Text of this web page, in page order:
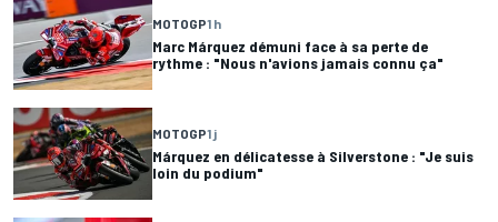
MOTOGP1 h
Marc Márquez démuni face à sa perte de
rythme : "Nous n'avions jamais connu ça"
MOTOGP1 j
Márquez en délicatesse à Silverstone : "Je suis
loin du podium"